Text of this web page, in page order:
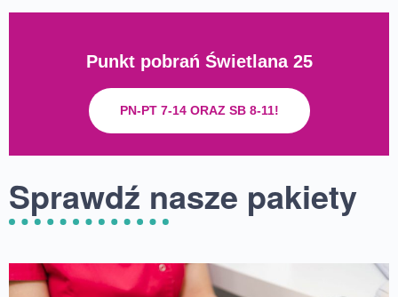
Punkt pobrań Świetlana 25
PN-PT 7-14 ORAZ SB 8-11!
Sprawdź nasze pakiety